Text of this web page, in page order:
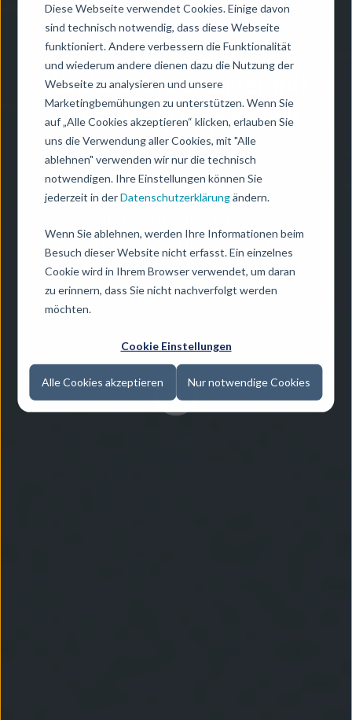
Diese Webseite verwendet Cookies. Einige davon
sind technisch notwendig, dass diese Webseite
funktioniert. Andere verbessern die Funktionalität
und wiederum andere dienen dazu die Nutzung der
Webseite zu analysieren und unsere
Marketingbemühungen zu unterstützen. Wenn Sie
auf „Alle Cookies akzeptieren“ klicken, erlauben Sie
uns die Verwendung aller Cookies, mit "Alle
ablehnen" verwenden wir nur die technisch
notwendigen. Ihre Einstellungen können Sie
jederzeit in derDatenschutzerklärungändern.
Wenn Sie ablehnen, werden Ihre Informationen beim
Besuch dieser Website nicht erfasst. Ein einzelnes
Cookie wird in Ihrem Browser verwendet, um daran
zu erinnern, dass Sie nicht nachverfolgt werden
möchten.
Cookie Einstellungen
Alle Cookies akzeptieren Nur notwendige Cookies
Wachsen Sie smarter mit
IFS – Ihre Prozesse, neu
gedacht.
Seit über 30 Jahren: ERP-
optimiert und Ihre digitale
Transformation vorantreibt.